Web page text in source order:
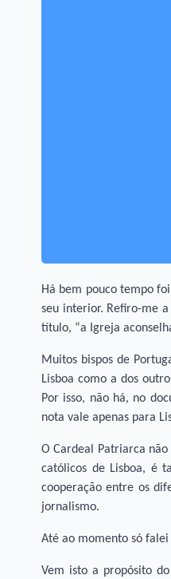
Há bem pouco tempo
seu interior. Refiro-me
título, “a Igreja
Muitos bispos de
Lisboa como a dos
Por isso, não há, no
nota vale apenas para
O Cardeal Patriarca
católicos de Lisboa, é
cooperação entre os
jornalismo.
Até ao momento só
Vem isto a propósito